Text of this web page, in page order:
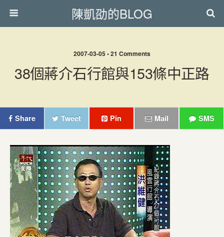
陳凱劭的BLOG
2007-03-05 • 21 Comments
38個蔣介石行館與153條中正路
Share Tweet Pin Mail SMS